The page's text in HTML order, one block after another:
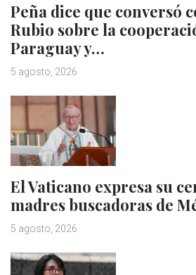
Peña dice que conversó
Rubio sobre la
Paraguay y…
5 agosto, 2026
El Vaticano expresa su
madres buscadoras de
5 agosto, 2026